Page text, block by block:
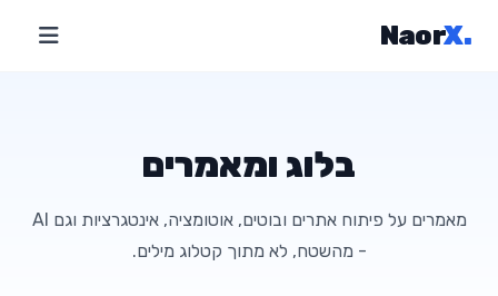
.
NaorX
בלוג ומאמרים
מאמרים על פיתוח אתרים ובוטים, אוטומציה, אינטגרציות וגם AI
- מהשטח, לא מתוך קטלוג מילים.